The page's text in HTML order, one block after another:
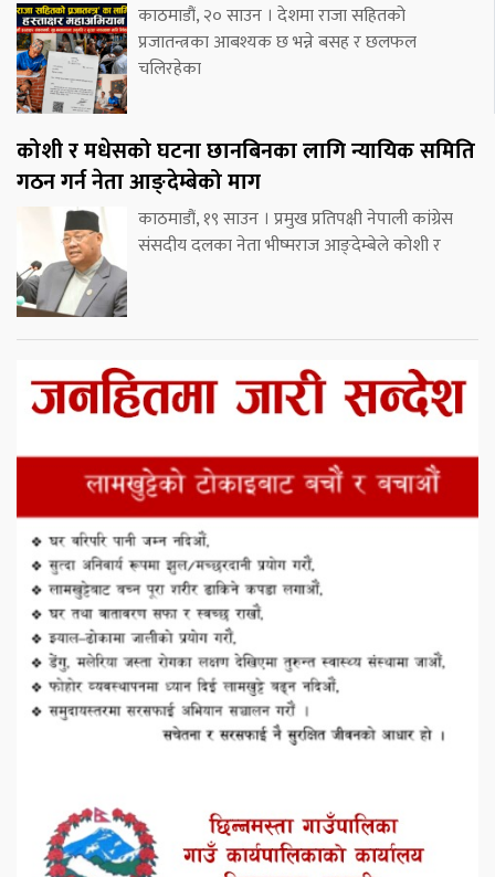
काठमाडौं, २० साउन । देशमा राजा सहितको
प्रजातन्त्रका आबश्यक छ भन्ने बसह र छलफल
चलिरहेका
कोशी र मधेसको घटना छानबिनका लागि न्यायिक समिति
गठन गर्न नेता आङ्देम्बेको माग
काठमाडौं, १९ साउन । प्रमुख प्रतिपक्षी नेपाली कांग्रेस
संसदीय दलका नेता भीष्मराज आङ्देम्बेले कोशी र